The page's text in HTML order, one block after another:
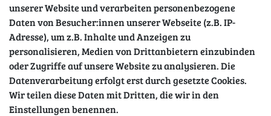
Sicher einkaufen
unserer Website und verarbeiten personenbezogene
Daten von Besucher:innen unserer Webseite (z.B. IP-
Adresse), um z.B. Inhalte und Anzeigen zu
personalisieren, Medien von Drittanbietern einzubinden
oder Zugriffe auf unsere Website zu analysieren. Die
Datenverarbeitung erfolgt erst durch gesetzte Cookies.
Wir teilen diese Daten mit Dritten, die wir in den
Einstellungen benennen.